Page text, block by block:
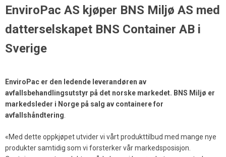
EnviroPac AS kjøper BNS Miljø AS med
datterselskapet BNS Container AB i
Sverige
EnviroPac er den ledende leverandøren av
avfallsbehandlingsutstyr på det norske markedet. BNS Miljø er
markedsleder i Norge på salg av containere for
avfallshåndtering.
«Med dette oppkjøpet utvider vi vårt produkttilbud med mange nye
produkter samtidig som vi forsterker vår markedsposisjon.